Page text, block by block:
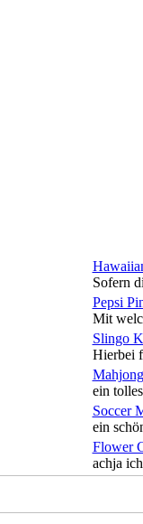
Sofern
Pepsi
Mit
Slingo
Hierbei
ein
Soccer
ein
Flower
achja